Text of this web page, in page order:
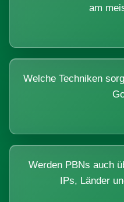
am
Welche Techniken
Werden PBNs auch
IPs, Länder